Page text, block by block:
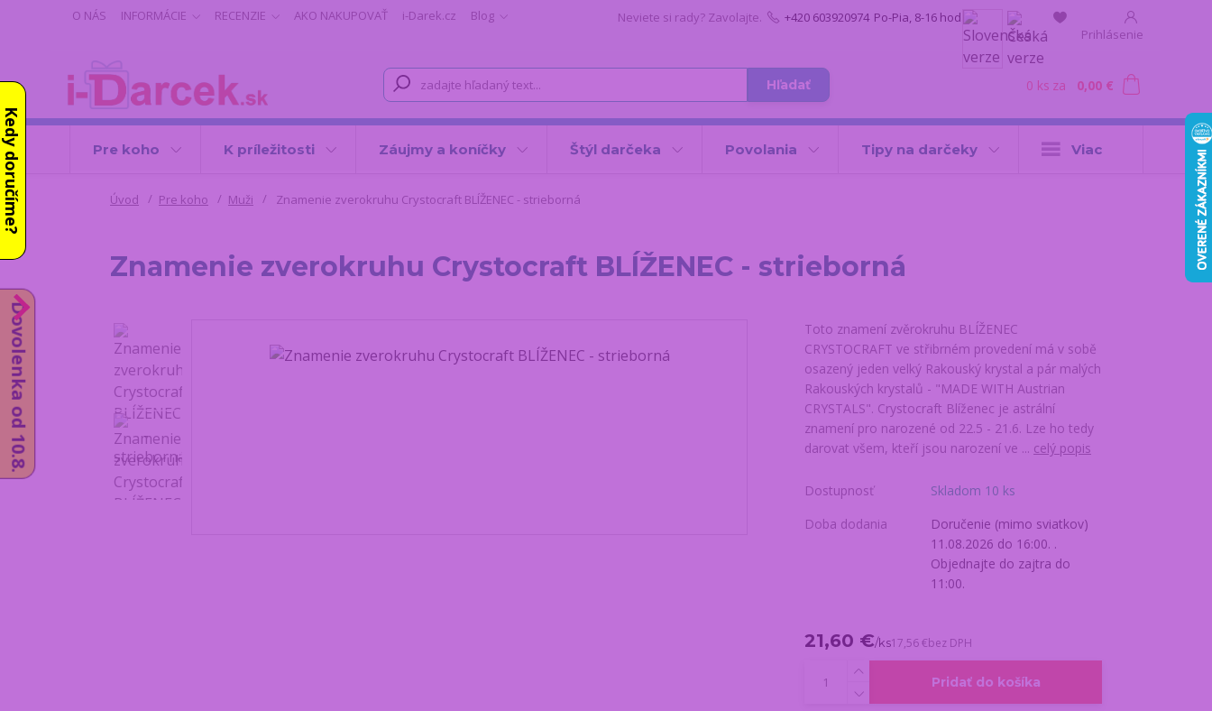
O NÁS INFORMÁCIE RECENZIE AKO NAKUPOVAŤ i-Darek.cz
Blog
Prihlásenie
Hľadať
Neviete si rady? Zavolajte. +420 603920974 Po-Pia, 8-16 hod.
0 ks za 0,00 €
Pre koho K príležitosti Záujmy a koníčky Štýl darčeka Povolania Tipy na darčeky Viac
Úvod Pre koho Muži Znamenie zverokruhu Crystocraft BLÍŽENEC - strieborná
Znamenie zverokruhu Crystocraft BLÍŽENEC - strieborná
Toto znamení zvěrokruhu BLÍŽENEC
CRYSTOCRAFT ve střibrném provedení má v sobě
osazený jeden velký Rakouský krystal a pár malých
Rakouských krystalů - "MADE WITH Austrian
CRYSTALS". Crystocraft Blíženec je astrální
znamení pro narozené od 22.5 - 21.6. Lze ho tedy
darovat všem, kteří jsou narození ve ... celý popis
Dostupnosť
Skladom 10 ks
Doba dodania
Doručenie (mimo sviatkov)
11.08.2026 do 16:00. .
Objednajte do zajtra do
11:00.
21,60 €/ks17,56 €bez DPH
Pridať do košíka
Dovolenka od 10.8.
Kedy doručíme?